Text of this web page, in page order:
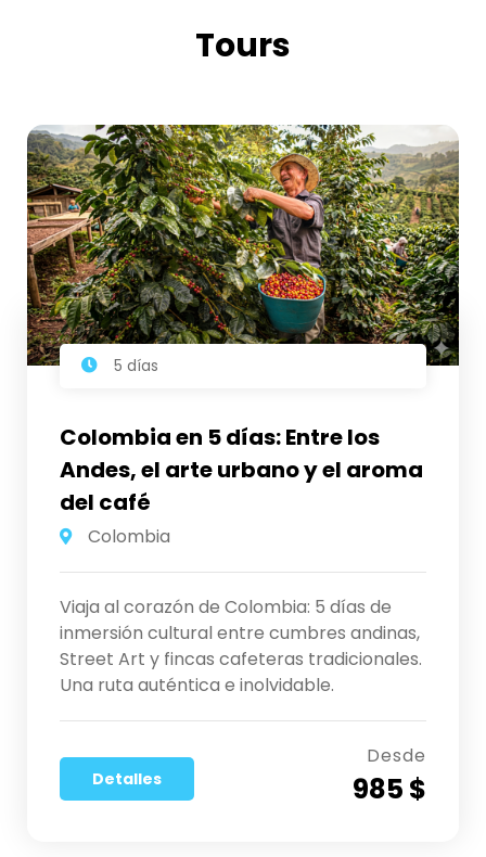
Tours
5 días
Colombia en 5 días: Entre los
Andes, el arte urbano y el aroma
del café
Colombia
Viaja al corazón de Colombia: 5 días de
inmersión cultural entre cumbres andinas,
Street Art y fincas cafeteras tradicionales.
Una ruta auténtica e inolvidable.
Detalles
Desde
985 $